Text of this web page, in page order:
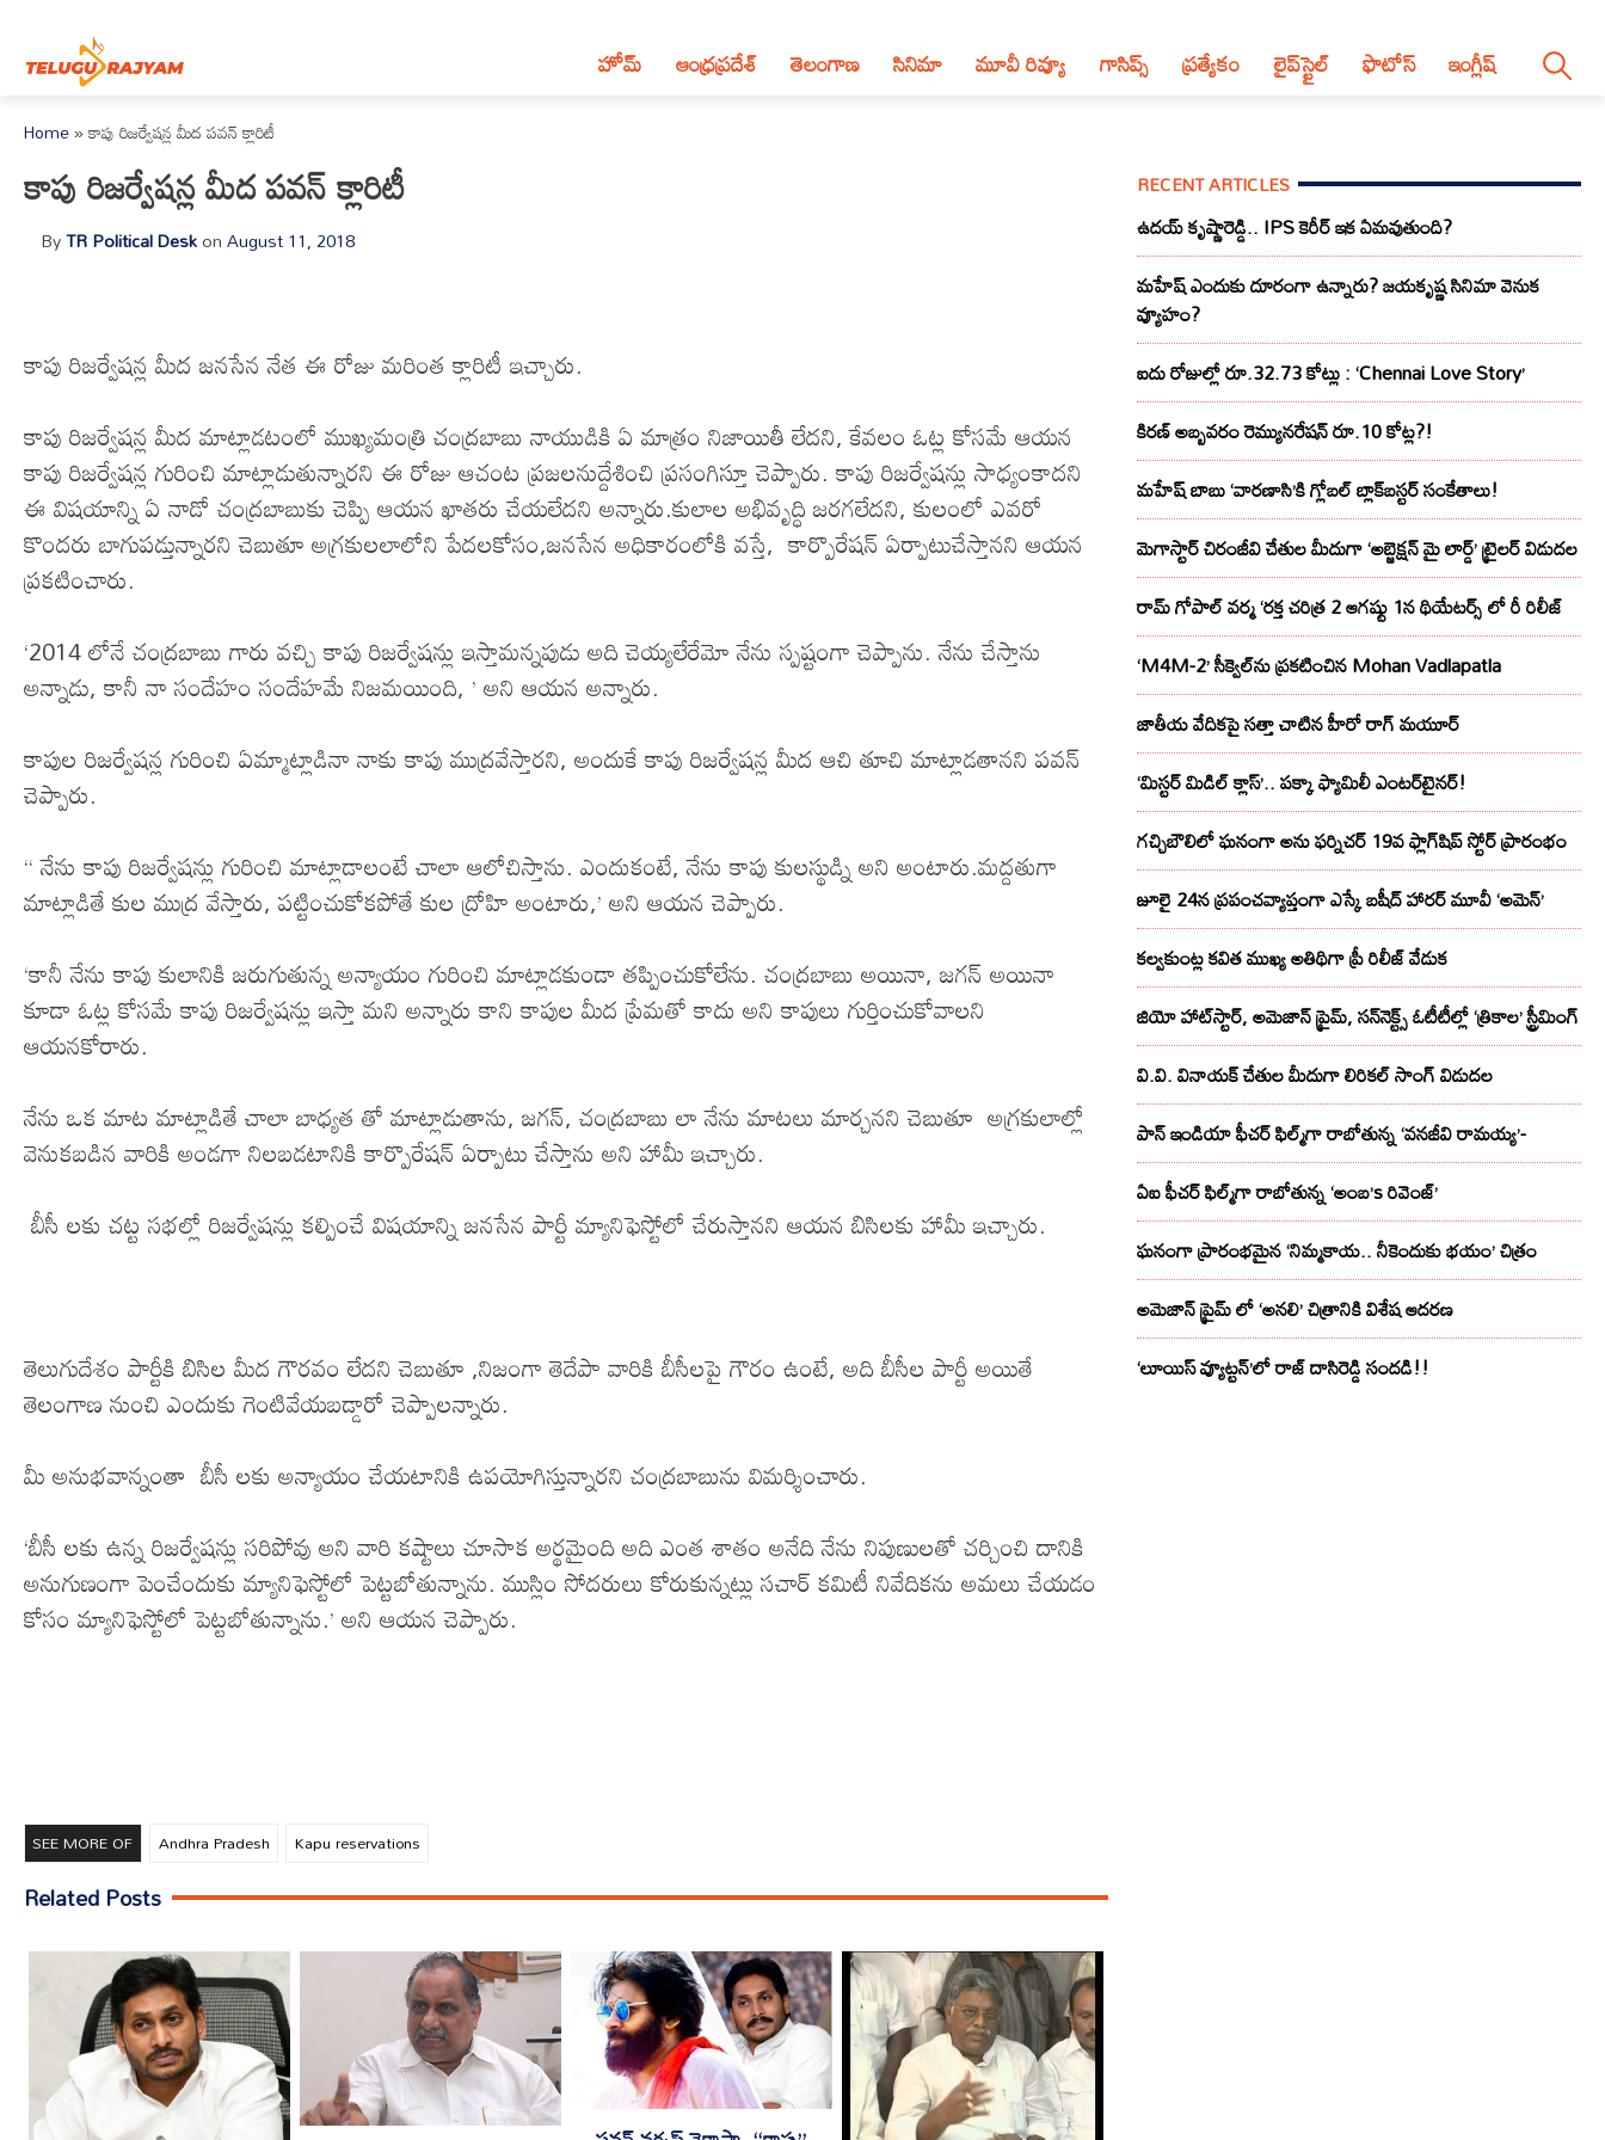
హోమ్ ఆంధ్ర‌ప్ర‌దేశ్‌ తెలంగాణ‌ సినిమా మూవీ రివ్యూ గాసిప్స్ ప్రత్యేకం లైప్‌స్టైల్‌ ఫొటోస్ ఇంగ్లీష్
Home»కాపు రిజర్వేషన్ల మీద పవన్ క్లారిటీ
కాపు రిజర్వేషన్ల మీద పవన్ క్లారిటీ
ByTR Political DeskonAugust 11, 2018
కాపు రిజర్వేషన్ల మీద జనసేన నేత ఈ రోజు మరింత క్లారిటీ ఇచ్చారు.
కాపు రిజర్వేషన్ల మీద మాట్లాడటంలో ముఖ్యమంత్రి చంద్రబాబు నాయుడికి ఏ మాత్రం నిజాయితీ లేదని, కేవలం ఓట్ల కోసమే ఆయన
కాపు రిజర్వేషన్ల గురించి మాట్లాడుతున్నారని ఈ రోజు ఆచంట ప్రజలనుద్దేశించి ప్రసంగిస్తూ చెప్పారు. కాపు రిజర్వేషన్లు సాధ్యంకాదని
ఈ విషయాన్ని ఏ నాడో చంద్రబాబుకు చెప్పి ఆయన ఖాతరు చేయలేదని అన్నారు.కులాల అభివృద్ధి జరగలేదని, కులంలో ఎవరో
కొందరు బాగుపడ్తున్నారని చెబుతూ అగ్రకులలాలోని పేదలకోసం,జనసేన అధికారంలోకి వస్తే, కార్పొరేషన్ ఏర్పాటుచేస్తానని ఆయన
ప్రకటించారు.
‘2014 లోనే చంద్రబాబు గారు వచ్చి కాపు రిజర్వేషన్లు ఇస్తామన్నపుడు అది చెయ్యలేరేమో నేను స్పష్టంగా చెప్పాను. నేను చేస్తాను
అన్నాడు, కానీ నా సందేహం సందేహమే నిజమయింది, ’ అని ఆయన అన్నారు.
కాపుల రిజర్వేషన్ల గురించి ఏమ్మాట్లాడినా నాకు కాపు ముద్రవేస్తారని, అందుకే కాపు రిజర్వేషన్ల మీద ఆచి తూచి మాట్లాడతానని పవన్
చెప్పారు.
‘‘ నేను కాపు రిజర్వేషన్లు గురించి మాట్లాడాలంటే చాలా ఆలోచిస్తాను. ఎందుకంటే, నేను కాపు కులస్థుడ్ని అని అంటారు.మద్దతుగా
మాట్లాడితే కుల ముద్ర వేస్తారు, పట్టించుకోకపోతే కుల ద్రోహి అంటారు,’ అని ఆయన చెప్పారు.
‘కానీ నేను కాపు కులానికి జరుగుతున్న అన్యాయం గురించి మాట్లాడకుండా తప్పించుకోలేను. చంద్రబాబు అయినా, జగన్ అయినా
కూడా ఓట్ల కోసమే కాపు రిజర్వేషన్లు ఇస్తా మని అన్నారు కాని కాపుల మీద ప్రేమతో కాదు అని కాపులు గుర్తించుకోవాలని
ఆయనకోరారు.
నేను ఒక మాట మాట్లాడితే చాలా బాధ్యత తో మాట్లాడుతాను, జగన్, చంద్రబాబు లా నేను మాటలు మార్చనని చెబుతూ అగ్రకులాల్లో
వెనుకబడిన వారికి అండగా నిలబడటానికి కార్పొరేషన్ ఏర్పాటు చేస్తాను అని హామీ ఇచ్చారు.
బీసీ లకు చట్ట సభల్లో రిజర్వేషన్లు కల్పించే విషయాన్ని జనసేన పార్టీ మ్యానిఫెస్టోలో చేరుస్తానని ఆయన బిసిలకు హామీ ఇచ్చారు.
తెలుగుదేశం పార్టీకి బిసిల మీద గౌరవం లేదని చెబుతూ ,నిజంగా తెదేపా వారికి బీసీలపై గౌరం ఉంటే, అది బీసీల పార్టీ అయితే
తెలంగాణ నుంచి ఎందుకు గెంటివేయబడ్డారో చెప్పాలన్నారు.
మీ అనుభవాన్నంతా బీసీ లకు అన్యాయం చేయటానికి ఉపయోగిస్తున్నారని చంద్రబాబును విమర్శించారు.
‘బీసీ లకు ఉన్న రిజర్వేషన్లు సరిపోవు అని వారి కష్టాలు చూసాక అర్థమైంది అది ఎంత శాతం అనేది నేను నిపుణులతో చర్చించి దానికి
అనుగుణంగా పెంచేందుకు మ్యానిఫెస్టోలో పెట్టబోతున్నాను. ముస్లిం సోదరులు కోరుకున్నట్లు సచార్ కమిటీ నివేదికను అమలు చేయడం
కోసం మ్యానిఫెస్టోలో పెట్టబోతున్నాను.’ అని ఆయన చెప్పారు.
SEE MORE OF Andhra Pradesh Kapu reservations
Related Posts
RECENT ARTICLES
ఉదయ్ కృష్ణారెడ్డి.. IPS కెరీర్ ఇక ఏమవుతుంది?
మహేష్ ఎందుకు దూరంగా ఉన్నారు? జయకృష్ణ సినిమా వెనుక
వ్యూహం?
ఐదు రోజుల్లో రూ.32.73 కోట్లు : ‘Chennai Love Story’
కిరణ్ అబ్బవరం రెమ్యునరేషన్ రూ.10 కోట్ల?!
మహేష్ బాబు ‘వారణాసి’కి గ్లోబల్ బ్లాక్‌బస్టర్ సంకేతాలు!
మెగాస్టార్ చిరంజీవి చేతుల మీదుగా ‘అబ్జెక్ష‌న్ మై లార్డ్‌’ ట్రైల‌ర్ విడుద‌ల
రామ్ గోపాల్ వర్మ ‘రక్త చరిత్ర 2 ఆగష్టు 1న థియేటర్స్ లో రీ రిలీజ్
‘M4M-2’ సీక్వెల్‌ను ప్రకటించిన Mohan Vadlapatla
జాతీయ వేదికపై సత్తా చాటిన హీరో రాగ్ మయూర్‌
‘మిస్టర్ మిడిల్ క్లాస్’.. పక్కా ఫ్యామిలీ ఎంటర్‌టైనర్!
గచ్చిబౌలిలో ఘనంగా అను ఫర్నిచర్ 19వ ఫ్లాగ్‌షిప్ స్టోర్ ప్రారంభం
జూలై 24న ప్రపంచవ్యాప్తంగా ఎస్కే బషీద్‌ హారర్ మూవీ ‘అమెన్’
కల్వకుంట్ల కవిత ముఖ్య అతిథిగా ప్రీ రిలీజ్ వేడుక
జియో హాట్‌స్టార్, అమెజాన్ ప్రైమ్, సన్‌నెక్ట్స్ ఓటీటీల్లో ‘త్రికాల’ స్ట్రీమింగ్
వి.వి. వినాయక్ చేతుల మీదుగా లిరికల్ సాంగ్ విడుదల
పాన్ ఇండియా ఫీచర్ ఫిల్మ్‌గా రాబోతున్న ‘వనజీవి రామయ్య’-
ఏఐ ఫీచర్ ఫిల్మ్‌గా రాబోతున్న ‘అంబ’s రివెంజ్’
ఘనంగా ప్రారంభమైన ‘నిమ్మకాయ.. నీకెందుకు భయం’ చిత్రం
అమెజాన్ ప్రైమ్ లో ‘అనలి’ చిత్రానికి విశేష ఆదరణ
‘లూయిస్ వ్యూట్టన్’లో రాజ్ దాసిరెడ్డి సందడి!!